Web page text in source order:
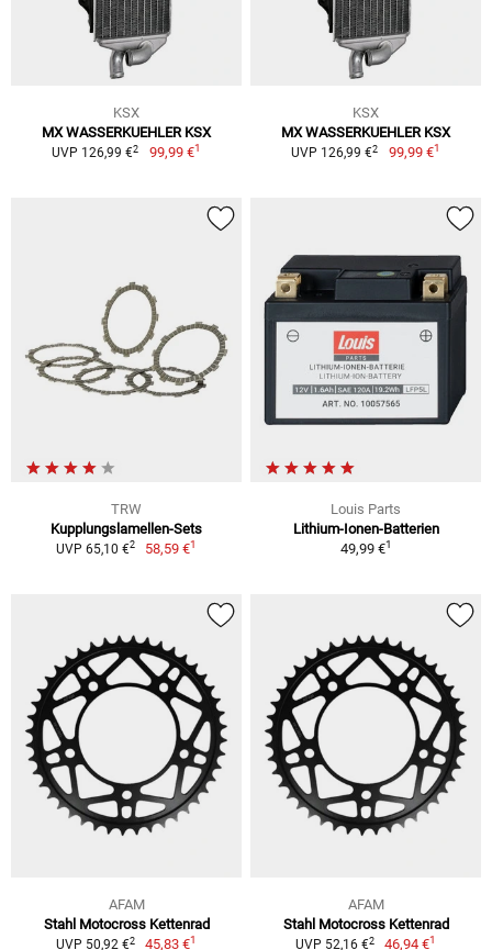
KSX
MX WASSERKUEHLER KSX
UVP 126,99 €2 99,99 €1
KSX
MX WASSERKUEHLER KSX
UVP 126,99 €2 99,99 €1
TRW
Kupplungslamellen-Sets
UVP 65,10 €2 58,59 €1
Louis Parts
Lithium-Ionen-Batterien
49,99 €1
AFAM
Stahl Motocross Kettenrad
UVP 50,92 €2 45,83 €1
AFAM
Stahl Motocross Kettenrad
UVP 52,16 €2 46,94 €1